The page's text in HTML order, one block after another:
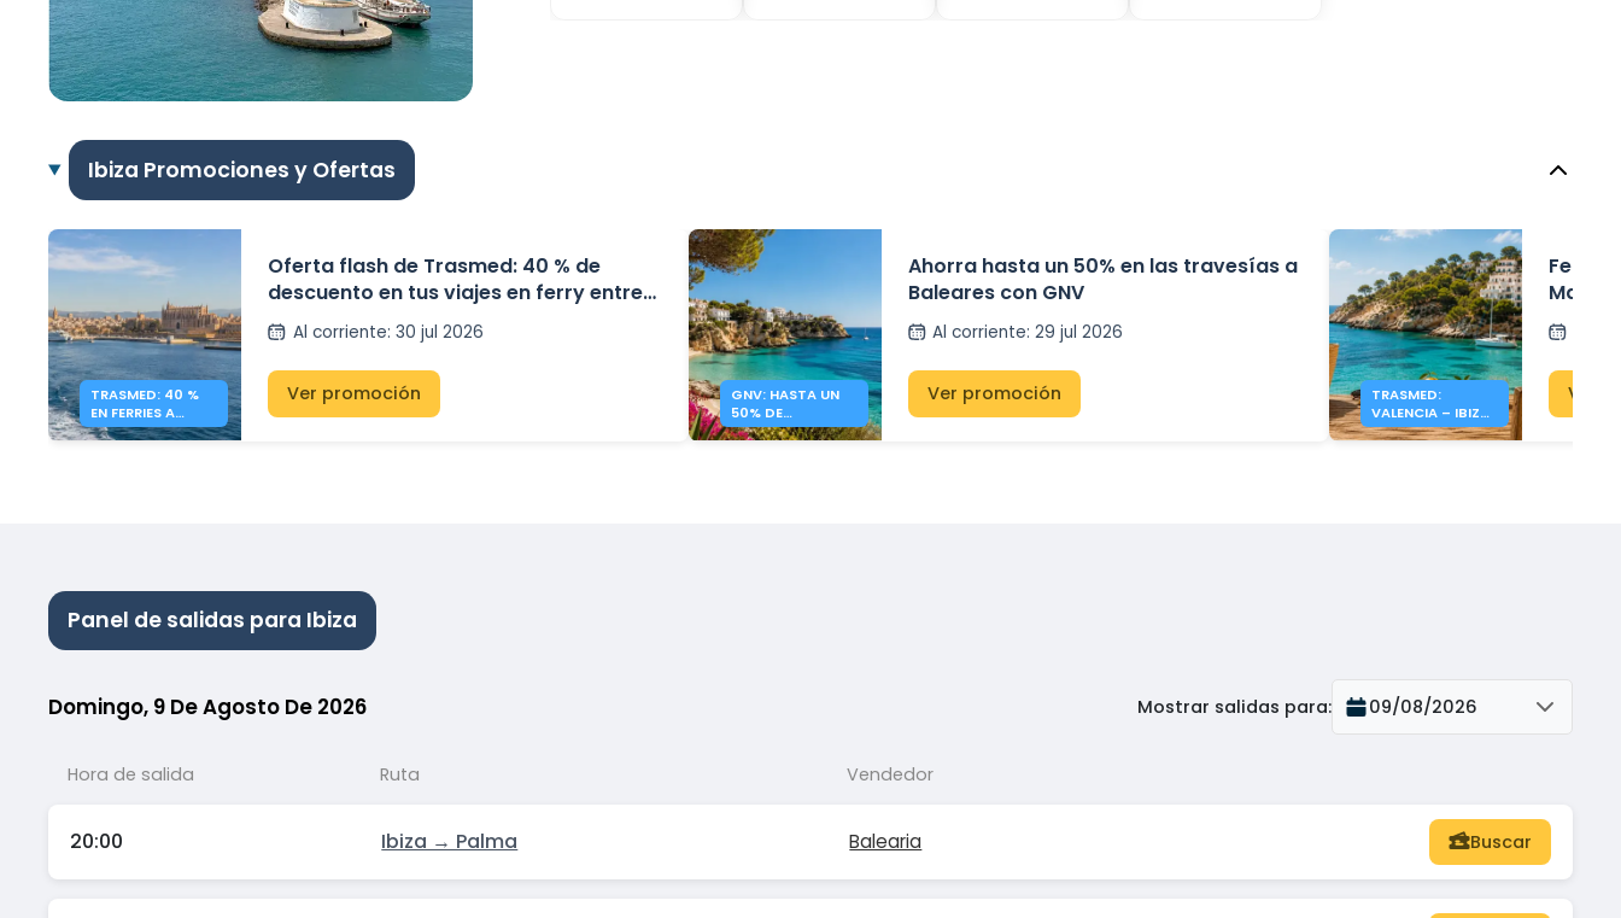
Ibiza Promociones y Ofertas
TRASMED: 40 %
EN FERRIES A
BALEARES –
Oferta flash de Trasmed: 40 % de
descuento en tus viajes en ferry entre
la Península y las Islas Baleares
Al corriente: 30 jul 2026
Ver promoción
GNV: HASTA UN
50% DE
DESCUENTO A
Ahorra hasta un 50% en las travesías a
Baleares con GNV
Al corriente:29 jul 2026
Ver promoción
TRASMED:
VALENCIA – IBIZA
Y MALLORCA
Ver
Panel de salidas para Ibiza
Domingo, 9 De Agosto De 2026 Mostrar salidas para: 09/08/2026
Hora de salida Ruta Vendedor
20:00 Ibiza → Palma Balearia Buscar